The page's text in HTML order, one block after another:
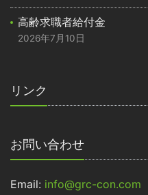
高齢求職者給付金
2026年7月10日
リンク
お問い合わせ
Email: info@grc-con.com